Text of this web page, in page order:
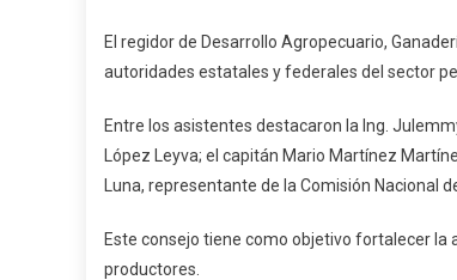
El regidor de Desarrollo Agropecuario,
autoridades estatales y federales del sector
Entre los asistentes destacaron la Ing.
López Leyva; el capitán Mario Martínez
Luna, representante de la Comisión Nacional
Este consejo tiene como objetivo fortalecer la
productores.